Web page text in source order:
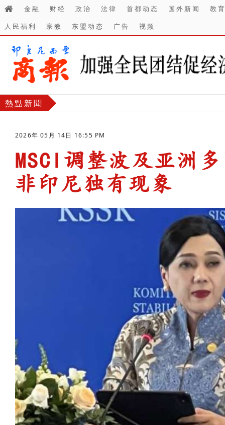
金融 财经 政治 法律 首都动态 国外新闻
教
人民福利
宗教 东盟动态 广告 视频
熱點新聞
2026年 05月 14日 16:55 PM
MSCI调整波及亚洲
非印尼独有现象